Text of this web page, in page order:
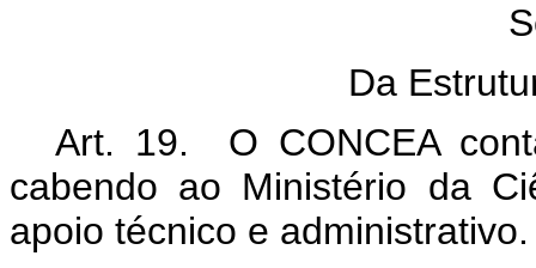
Da
Art. 19. O CONCEA
cabendo ao Ministério da
apoio técnico e